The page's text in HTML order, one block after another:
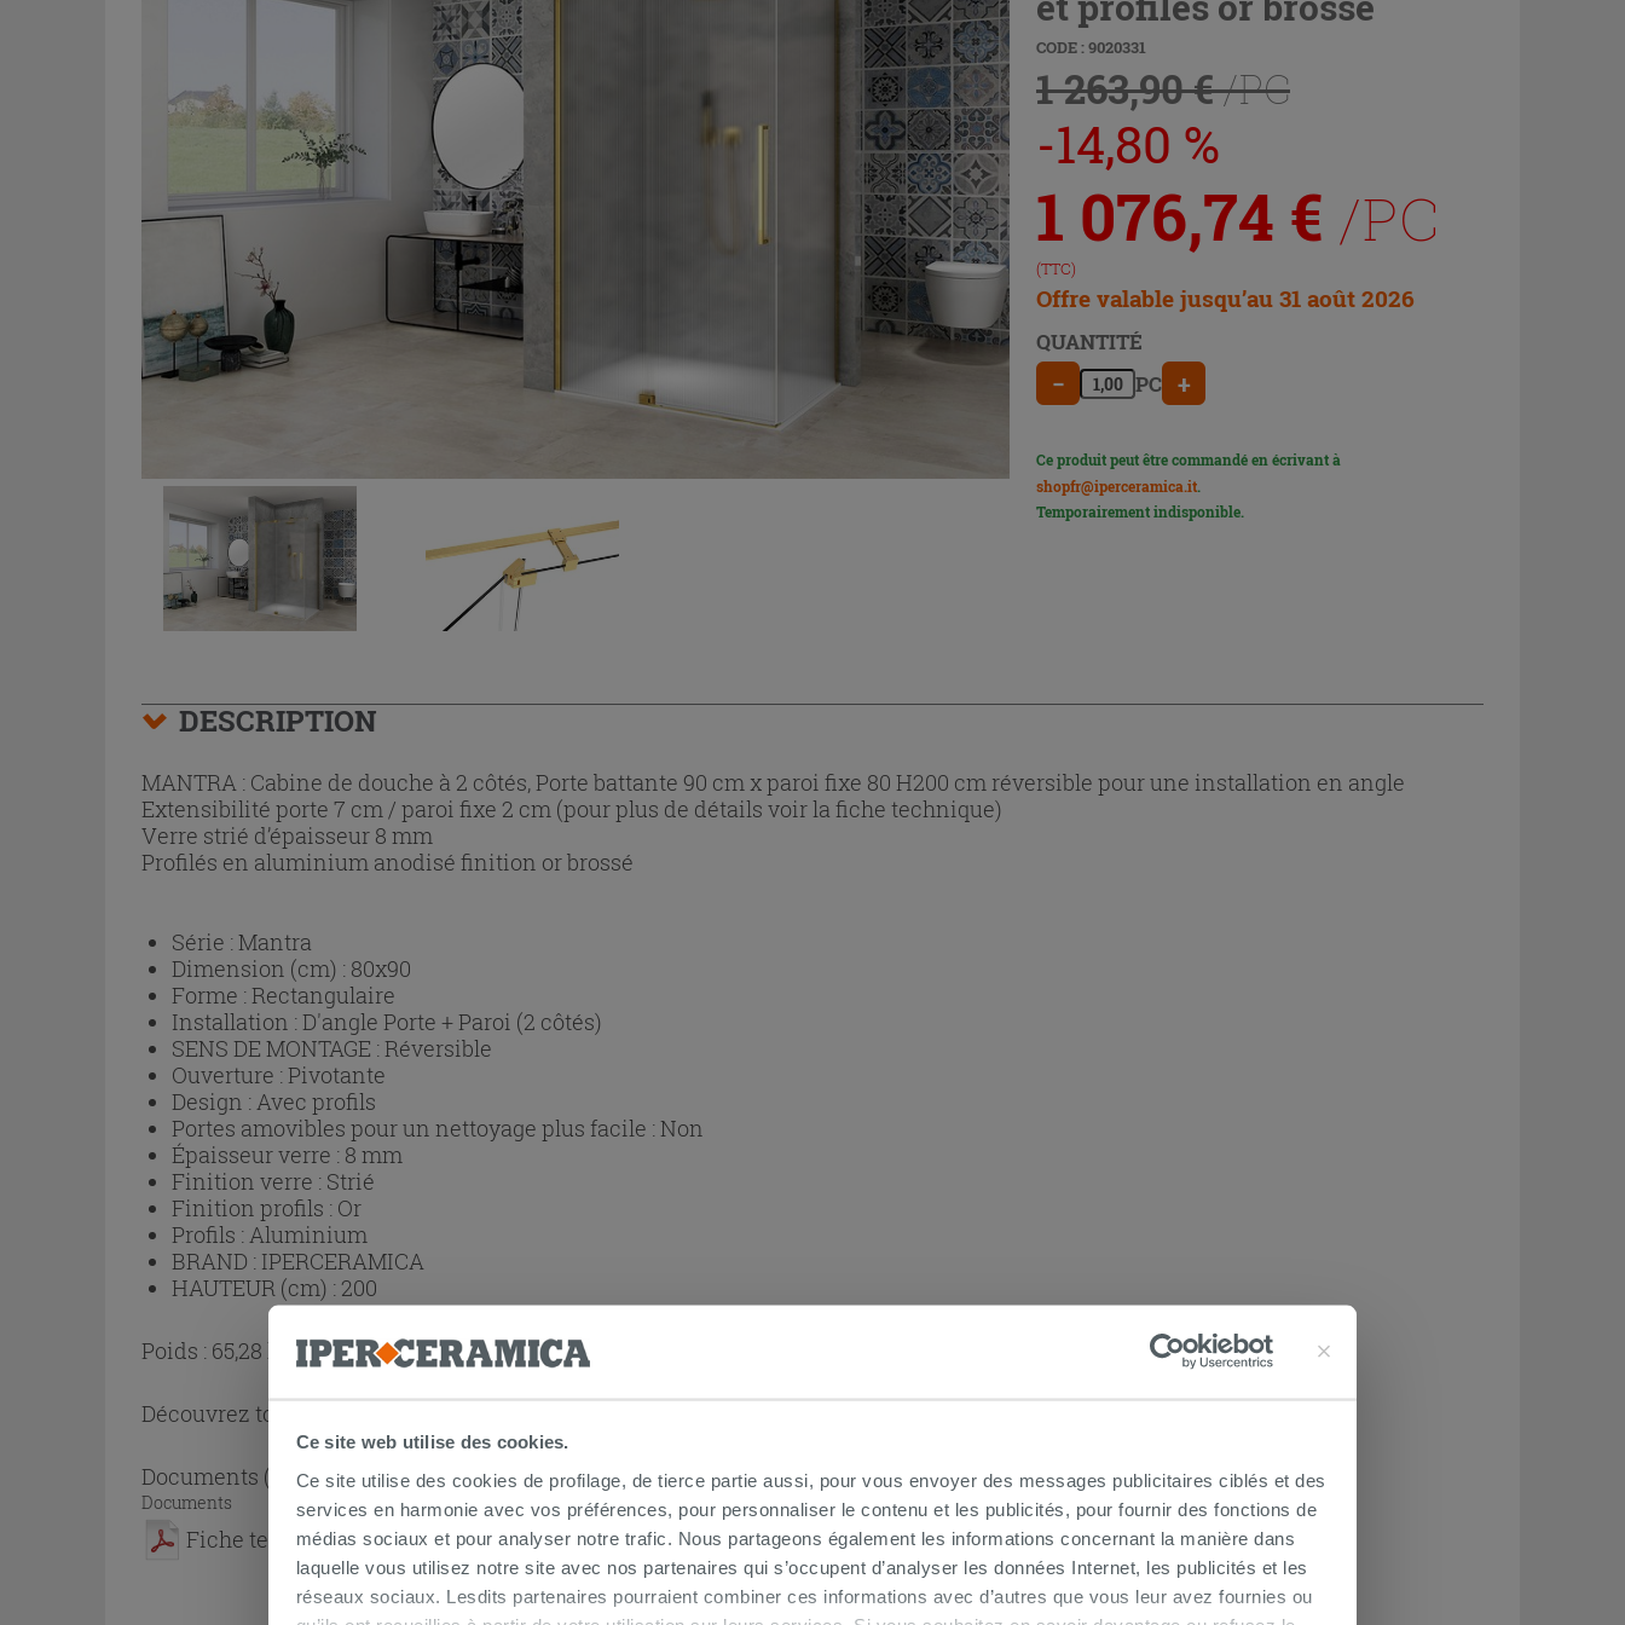
Ce site web utilise des cookies.
Ce site utilise des cookies de profilage, de tierce partie aussi, pour vous envoyer des messages publicitaires ciblés et des
services en harmonie avec vos préférences, pour personnaliser le contenu et les publicités, pour fournir des fonctions de
médias sociaux et pour analyser notre trafic. Nous partageons également les informations concernant la manière dans
laquelle vous utilisez notre site avec nos partenaires qui s’occupent d’analyser les données Internet, les publicités et les
réseaux sociaux. Lesdits partenaires pourraient combiner ces informations avec d’autres que vous leur avez fournies ou
CODE : 9020331
1 263,90 €/PC
-14,80 %
1 076,74 € /PC
(TTC)
Offre valable jusqu’au 31 août 2026
QUANTITÉ
− PC +
Ce produit peut être commandé en écrivant à
shopfr@iperceramica.it.
Temporairement indisponible.
DESCRIPTION
MANTRA : Cabine de douche à 2 côtés, Porte battante 90 cm x paroi fixe 80 H200 cm réversible pour une installation en angle
Extensibilité porte 7 cm / paroi fixe 2 cm (pour plus de détails voir la fiche technique)
Verre strié d’épaisseur 8 mm
Profilés en aluminium anodisé finition or brossé
Série :Mantra
Dimension (cm) : 80x90
Forme :Rectangulaire
Installation :D'angle Porte + Paroi (2 côtés)
SENS DE MONTAGE :Réversible
Ouverture :Pivotante
Design :Avec profils
Portes amovibles pour un nettoyage plus facile :Non
Épaisseur verre : 8 mm
Finition verre : Strié
Finition profils : Or
Profils :Aluminium
BRAND : IPERCERAMICA
HAUTEUR (cm) :200
Poids : 65,28 kg
Découvrez toute la collection
Documents ( 1 - 1 sur 1 )
Documents
Fiche technique